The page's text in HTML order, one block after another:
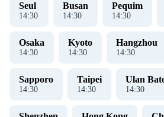
Seul
14:30
Busan
14:30
Pequim
14:30
Osaka
14:30
Kyoto
14:30
Hangzhou
14:30
Sapporo
14:30
Taipei
14:30
Ulan
14:30